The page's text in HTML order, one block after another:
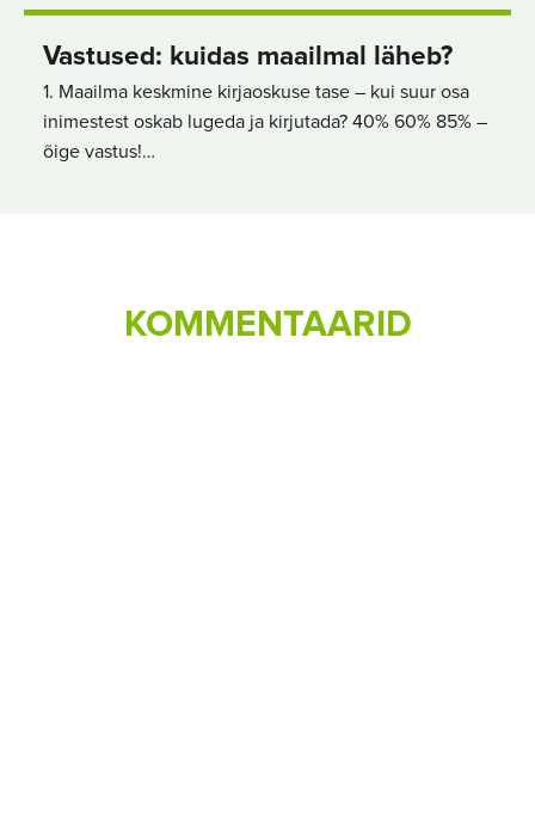
Vastused: kuidas maailmal läheb?
1. Maailma keskmine kirjaoskuse tase – kui suur osa
inimestest oskab lugeda ja kirjutada? 40% 60% 85% –
õige vastus!…
KOMMENTAARID